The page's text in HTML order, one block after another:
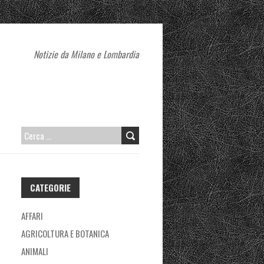
Notizie da Milano e Lombardia
RICERCA
CATEGORIE
AFFARI
AGRICOLTURA E BOTANICA
ANIMALI